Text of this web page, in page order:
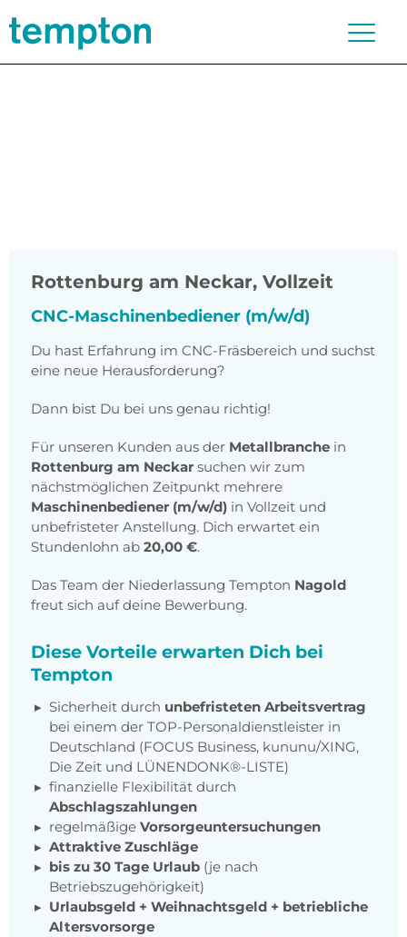
Rottenburg am Neckar, Vollzeit
CNC-Maschinenbediener (m/w/d)
Du hast Erfahrung im CNC-Fräsbereich und suchst
eine neue Herausforderung?
Dann bist Du bei uns genau richtig!
Für unseren Kunden aus der Metallbranche in
Rottenburg am Neckar suchen wir zum
nächstmöglichen Zeitpunkt mehrere
Maschinenbediener (m/w/d) in Vollzeit und
unbefristeter Anstellung. Dich erwartet ein
Stundenlohn ab 20,00 €.
Das Team der Niederlassung Tempton Nagold
freut sich auf deine Bewerbung.
Diese Vorteile erwarten Dich bei
Tempton
Sicherheit durch unbefristeten Arbeitsvertrag
bei einem der TOP-Personaldienstleister in
Deutschland (FOCUS Business, kununu/XING,
Die Zeit und LÜNENDONK®-LISTE)
finanzielle Flexibilität durch
Abschlagszahlungen
regelmäßige Vorsorgeuntersuchungen
Attraktive Zuschläge
bis zu 30 Tage Urlaub (je nach
Betriebszugehörigkeit)
Urlaubsgeld + Weihnachtsgeld + betriebliche
Altersvorsorge